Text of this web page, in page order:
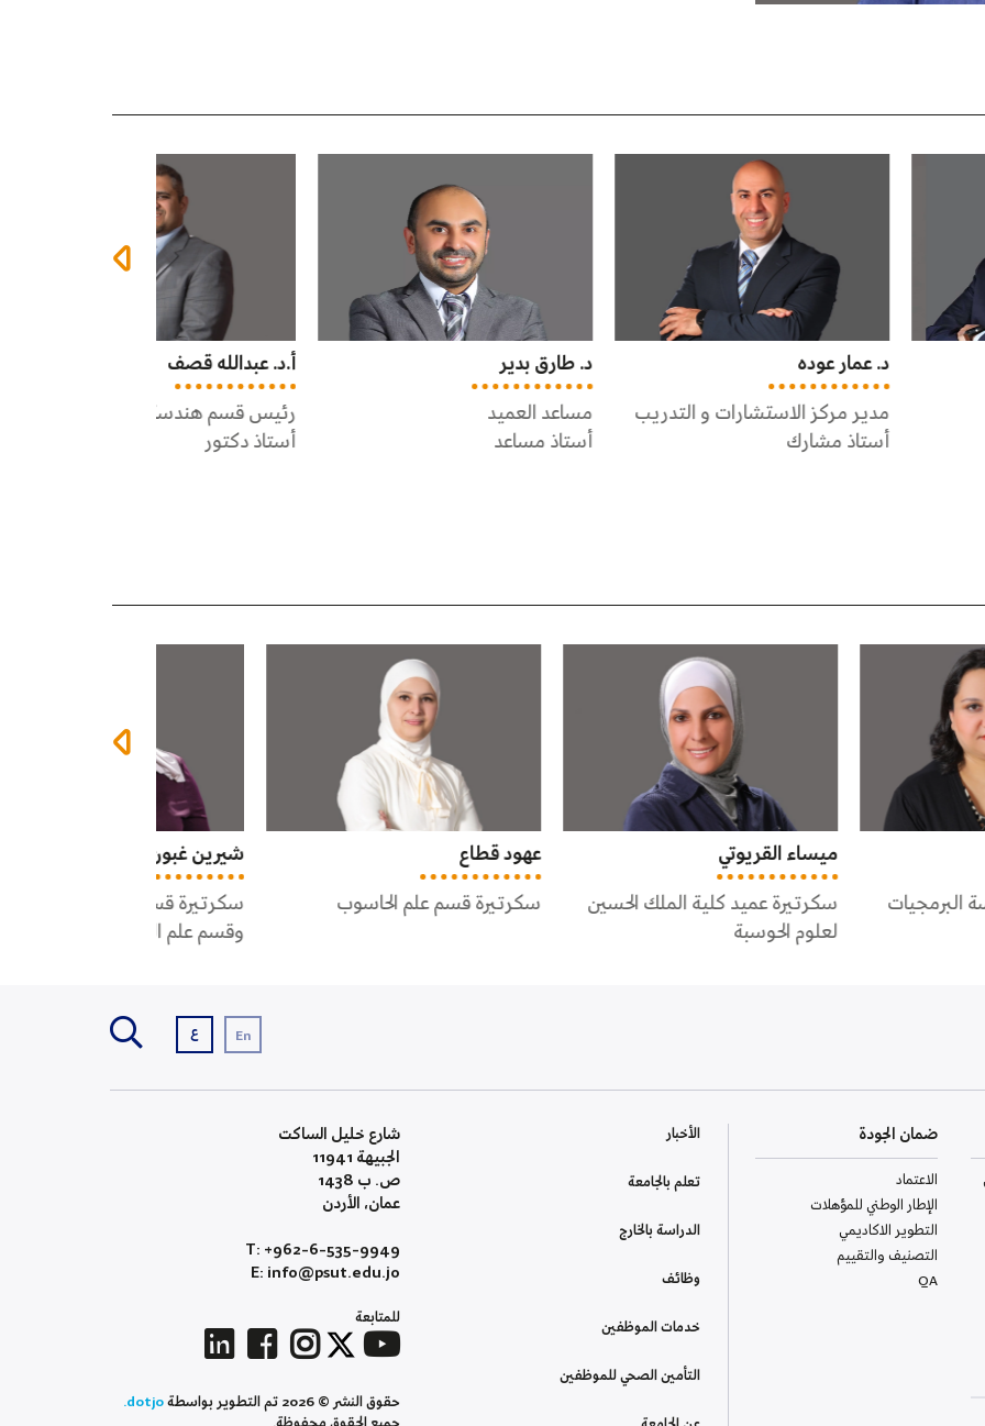
مركز الاستشارات و التدريب
مساعد العميد
رئيس قسم هندسة البرمجيات
عميد كلية الملك الحسين
عهود قطاع
سكرتيرة قسم علم الحاسوب
سكرتيرة قسم الأمن السيبراني
وقسم علم الرسم الحاسوبي
En ع
ضمان الجودة
الاعتماد
الإطار الوطني للمؤهلات
التطوير الاكاديمي
التصنيف والتقييم
QA
الأخبار
تعلم بالجامعة
الدراسة بالخارج
وظائف
خدمات الموظفين
التأمين الصحي للموظفين
شارع خليل الساكت
الجبيهة 11941
ص. ب 1438
عمان، الأردن
T: +962-6-535-9949
E: info@psut.edu.jo
للمتابعة
حقوق النشر © 2026 تم التطوير بواسطة
dotjo.